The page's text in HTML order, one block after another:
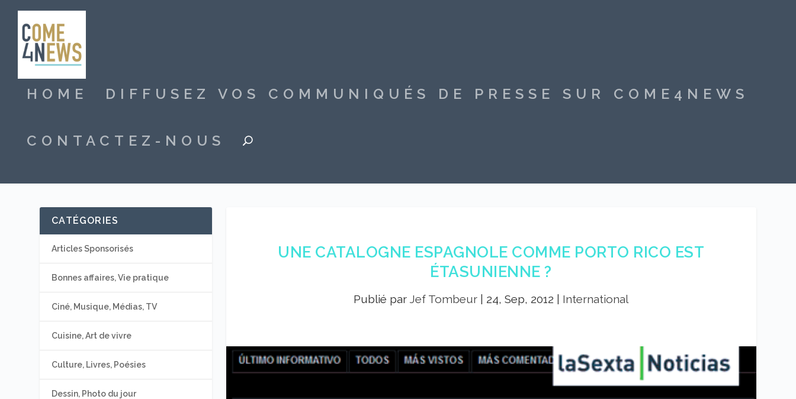
HOME DIFFUSEZ VOS COMMUNIQUÉS DE PRESSE SUR COME4NEWS
CONTACTEZ-NOUS
UNE CATALOGNE ESPAGNOLE COMME PORTO RICO EST
ÉTASUNIENNE ?
Publié par Jef Tombeur 24, Sep, 2012 International
CATÉGORIES
Articles Sponsorisés
Bonnes affaires, Vie pratique
Ciné, Musique, Médias, TV
Cuisine, Art de vivre
Culture, Livres, Poésies
Dessin, Photo du jour